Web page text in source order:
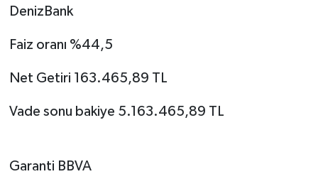
DenizBank
Faiz oranı %44,5
Net Getiri 163.465,89 TL
Vade sonu bakiye 5.163.465,89 TL
Garanti BBVA